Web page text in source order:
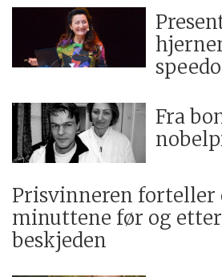
Fra
Prisvinneren forteller
minuttene før og
beskjeden